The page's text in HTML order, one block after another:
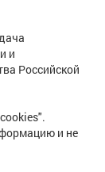
и
Российской
и не